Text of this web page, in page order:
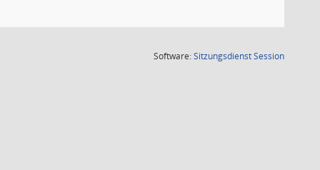
Software:SitzungsdienstSession(Wird in